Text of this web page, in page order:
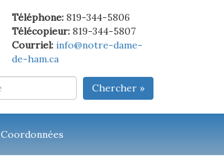
Téléphone:819-344-5806
Télécopieur:819-344-5807
Courriel: info@notre-dame-
de-ham.ca
Chercher »
Coordonnées